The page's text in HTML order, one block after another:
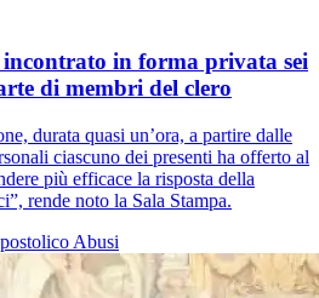
in forma privata sei
di membri del clero
durata quasi un’ora, a partire dalle
ciascuno dei presenti ha offerto al
più efficace la risposta della
rende noto la Sala Stampa.
Abusi